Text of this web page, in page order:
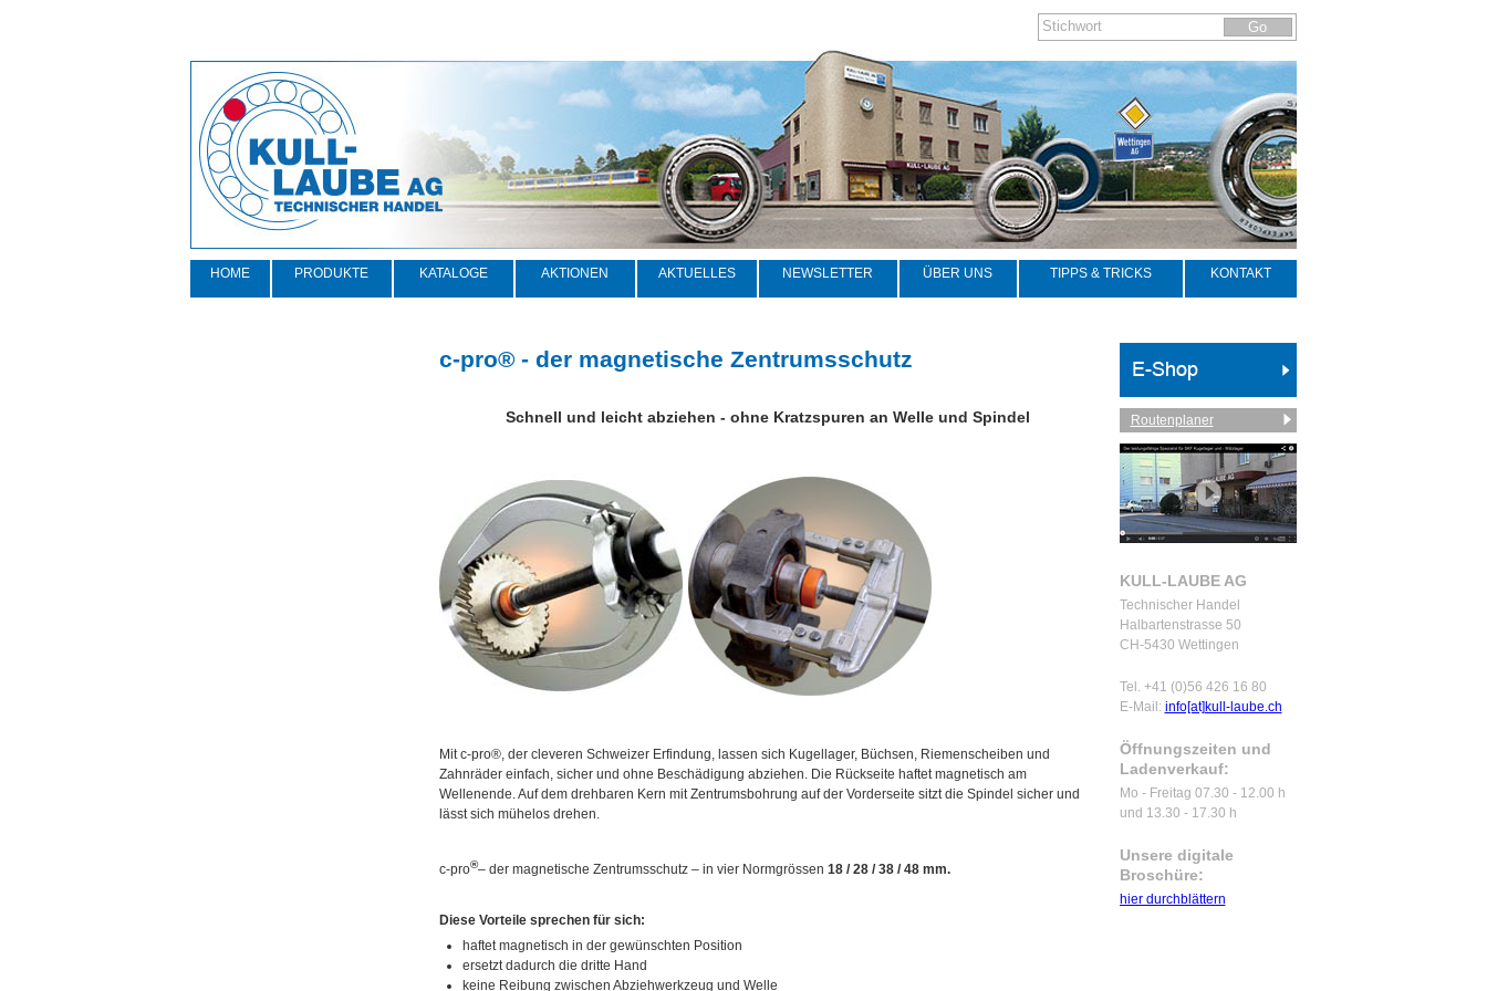
HOME PRODUKTE KATALOGE AKTIONEN AKTUELLES NEWSLETTER ÜBER UNS TIPPS & TRICKS KONTAKT
Routenplaner
KULL-LAUBE AG
Technischer Handel
Halbartenstrasse 50
CH-5430 Wettingen
Tel. +41 (0)56 426 16 80
E-Mail: info[at]kull-laube.ch
Öffnungszeiten und
Ladenverkauf:
Mo - Freitag 07.30 - 12.00 h
und 13.30 - 17.30 h
Unsere digitale
Broschüre:
hier durchblättern
c-pro® - der magnetische Zentrumsschutz
Schnell und leicht abziehen - ohne Kratzspuren an Welle und Spindel
Mit c-pro®, der cleveren Schweizer Erfindung, lassen sich Kugellager, Büchsen, Riemenscheiben und
Zahnräder einfach, sicher und ohne Beschädigung abziehen. Die Rückseite haftet magnetisch am
Wellenende. Auf dem drehbaren Kern mit Zentrumsbohrung auf der Vorderseite sitzt die Spindel sicher und
lässt sich mühelos drehen.
c-pro®– der magnetische Zentrumsschutz – in vier Normgrössen 18 / 28 / 38 / 48 mm.
Diese Vorteile sprechen für sich:
haftet magnetisch in der gewünschten Position
ersetzt dadurch die dritte Hand
keine Reibung zwischen Abziehwerkzeug und Welle